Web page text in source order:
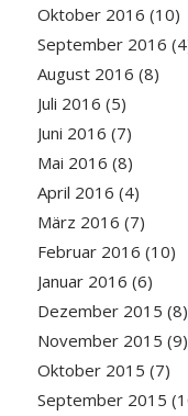
Oktober 2016 (10)
September 2016
August 2016 (8)
Juli 2016 (5)
Juni 2016 (7)
Mai 2016 (8)
April 2016 (4)
März 2016 (7)
Februar 2016 (10)
Januar 2016 (6)
Dezember 2015 (8)
November 2015 (9)
Oktober 2015 (7)
September 2015